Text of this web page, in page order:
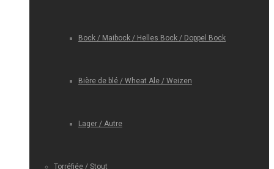
Bock / Maibock / Helles Bock / Doppel Bock
Bière de blé / Wheat Ale / Weizen
Lager / Autre
Torréfiée / Stout